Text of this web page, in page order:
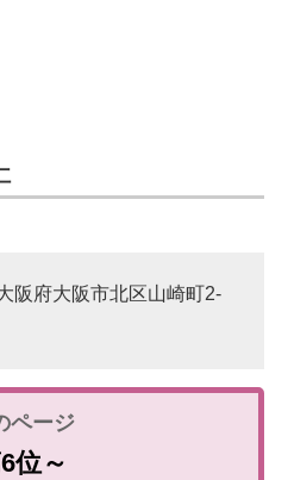
阪府大阪市北区山崎町2-
位～